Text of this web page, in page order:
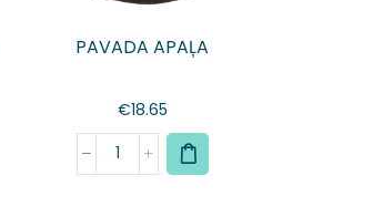
PAVADA APAĻA
€18.65